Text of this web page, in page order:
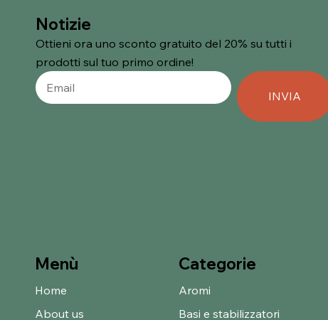
Notizie
Ottieni ora uno sconto gratuito del 20% su tutti i
prodotti sul tuo primo ordine!
INVIA
Categorie
Aromi
Basi e stabilizzatori
Menù
Home
About us